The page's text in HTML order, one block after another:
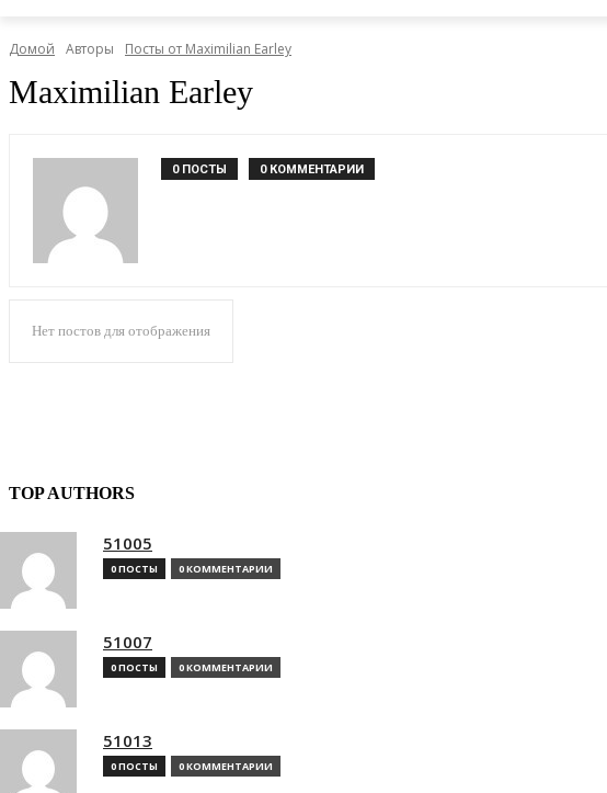
Домой Авторы Посты от Maximilian Earley
Maximilian Earley
0 ПОСТЫ 0 КОММЕНТАРИИ
Нет постов для отображения
TOP AUTHORS
51005
0 ПОСТЫ 0 КОММЕНТАРИИ
51007
0 ПОСТЫ 0 КОММЕНТАРИИ
51013
0 ПОСТЫ 0 КОММЕНТАРИИ